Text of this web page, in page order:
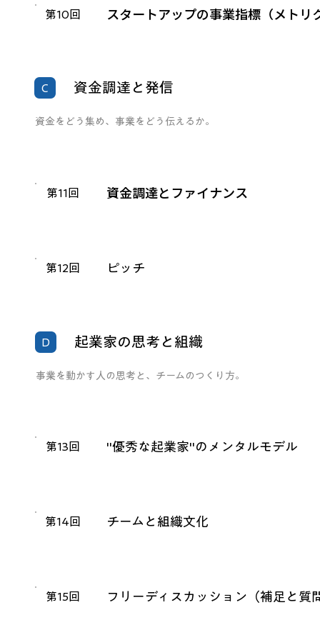
第10回 スタートアップの事業指標（メトリ
C 資金調達と発信
資金をどう集め、事業をどう伝えるか。
第11回 資金調達とファイナンス
第12回 ピッチ
D 起業家の思考と組織
事業を動かす人の思考と、チームのつくり方。
第13回 "優秀な起業家"のメンタルモデル
第14回 チームと組織文化
第15回 フリーディスカッション（補足と質